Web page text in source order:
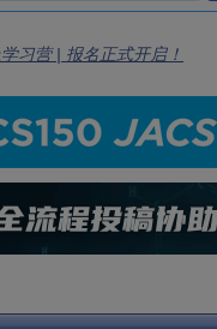
习营 | 报名正式开启！